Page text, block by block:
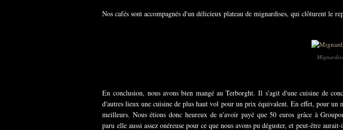
Nos cafés sont accompagnés d'un délicieux plateau de mignardises, qui clôturent le
En conclusion, nous avons bien mangé au Terborght. Il s'agit d'une cuisine de
d'autres lieux une cuisine de plus haut vol pour un prix équivalent. En effet, pour un
meilleurs. Nous étions donc heureux de n'avoir payé que 50 euros grâce à
paru elle aussi assez onéreuse pour ce que nous avons pu déguster, et peut-être